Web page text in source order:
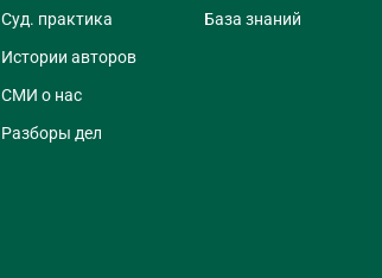
Суд. практика
Истории авторов
СМИ о нас
Разборы дел
База знаний